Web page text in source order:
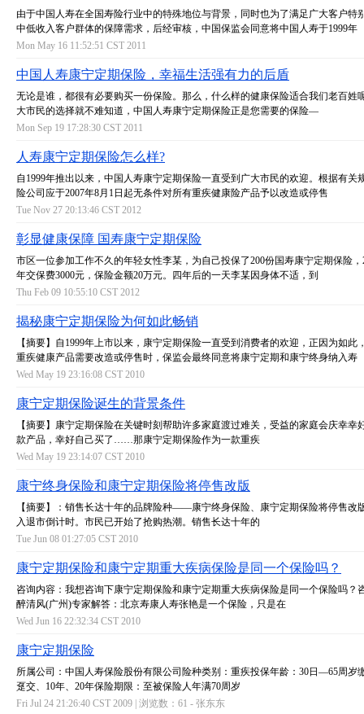
由于中国人寿在全国寿险行业中的特殊地位与背景，同时也为了满足广大客户特
中低收入客户群体的保障需求，后经审核，中国保监会同意将中国人寿于1999年
Mon May 16 11:52:51 CST 2011
中国人寿康宁定期保险，幸福生活强有力的后盾
无论是谁，都很有必要购买一份保险。那么，什么样的健康保险适合我们老百姓
大市民的选择就不难知道，中国人寿康宁定期保险正是您需要的保险—
Mon Sep 19 17:28:30 CST 2011
人寿康宁定期保险怎么样?
自1999年推出以来，中国人寿康宁定期保险一直受到广大市民的欢迎。根据有关
险公司应于2007年8月1日起无条件对所有重疾健康险产品予以改造或停售
Tue Nov 27 20:13:46 CST 2012
彰显健康保障 国寿康宁定期保险
市区一位参加工作不久的年轻女性李某，为自己投保了200份国寿康宁定期保险
年交保费3000元，保险金额20万元。四年后的一天李某因身体不适，到
Thu Feb 09 10:55:10 CST 2012
揭秘康宁定期保险为何如此畅销
【摘要】自1999年上市以来，康宁定期保险一直受到消费者的欢迎，正因为如此
重疾健康产品需要改造或停售时，保监会最终同意将康宁定期和康宁终身纳入寿
Wed May 19 23:16:08 CST 2010
康宁定期保险诞生的背景条件
【摘要】康宁定期保险在关键时刻帮助许多家庭渡过难关，受益的家庭会庆幸幸
款产品，幸好自己买了……那康宁定期保险作为一款重疾
Wed May 19 23:14:07 CST 2010
康宁终身保险和康宁定期保险将停售改版
【摘要】：销售长达十年的品牌险种——康宁终身保险、康宁定期保险将停售改
入退市倒计时。市民已开始了抢购热潮。销售长达十年的
Tue Jun 08 01:27:05 CST 2010
康宁定期保险和康宁定期重大疾病保险是同一个保险吗？
咨询内容：我想咨询下康宁定期保险和康宁定期重大疾病保险是同一个保险吗？
醉清风(广州)专家解答：北京寿康人寿张艳是一个保险，只是在
Wed Jun 16 22:32:34 CST 2010
康宁定期保险
所属公司：中国人寿保险股份有限公司险种类别：重疾投保年龄：30日—65周岁
趸交、10年、20年保险期限：至被保险人年满70周岁
Fri Jul 24 21:26:40 CST 2009 | 浏览数：61 - 张东东